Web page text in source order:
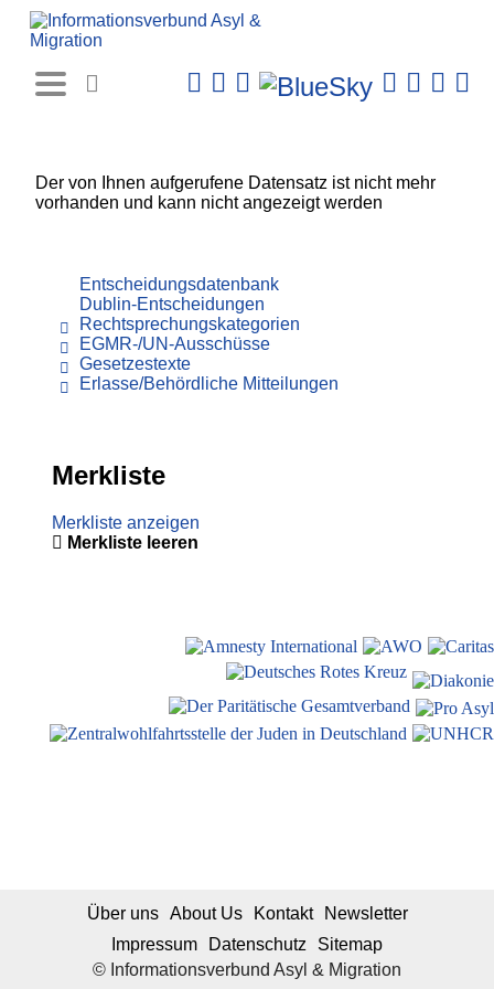
Der von Ihnen aufgerufene Datensatz ist nicht mehr
vorhanden und kann nicht angezeigt werden
Entscheidungsdatenbank
Dublin-Entscheidungen
Rechtsprechungskategorien
EGMR-/UN-Ausschüsse
Gesetzestexte
Erlasse/Behördliche Mitteilungen
Merkliste
Merkliste anzeigen
Merkliste leeren
© Informationsverbund Asyl & Migration
Über uns About Us Kontakt
Newsletter
Impressum
Datenschutz Sitemap